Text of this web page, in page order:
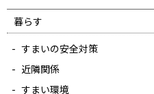
暮らす
すまいの安全対策
近隣関係
すまい環境